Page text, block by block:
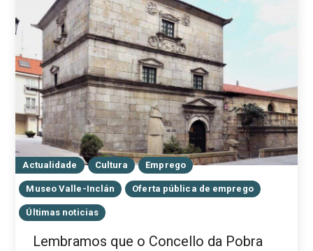
Actualidade Cultura Emprego
Museo Valle-Inclán Oferta pública de emprego
Últimas noticias
Lembramos que o Concello da Pobra